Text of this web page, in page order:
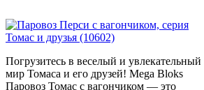
Погрузитесь в веселый и увлекательный
мир Томаса и его друзей! Mega Bloks
Паровоз Томас с вагончиком — это